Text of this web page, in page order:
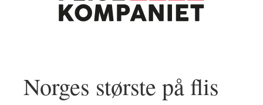
Norges største på flis